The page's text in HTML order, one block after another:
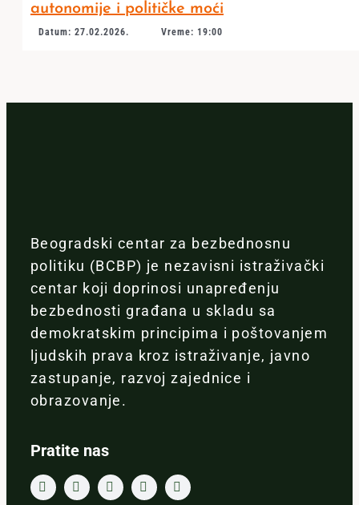
autonomije i političke moći
Datum: 27.02.2026. Vreme: 19:00
Beogradski centar za bezbednosnu
politiku (BCBP) je nezavisni istraživački
centar koji doprinosi unapređenju
bezbednosti građana u skladu sa
demokratskim principima i poštovanjem
ljudskih prava kroz istraživanje, javno
zastupanje, razvoj zajednice i
obrazovanje.
Pratite nas